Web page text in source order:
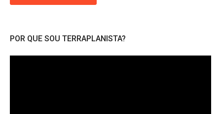
POR QUE SOU TERRAPLANISTA?